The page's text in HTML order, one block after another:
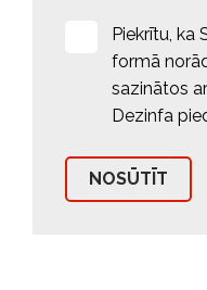
Piekrītu, ka
formā
sazinātos
Dezinfa